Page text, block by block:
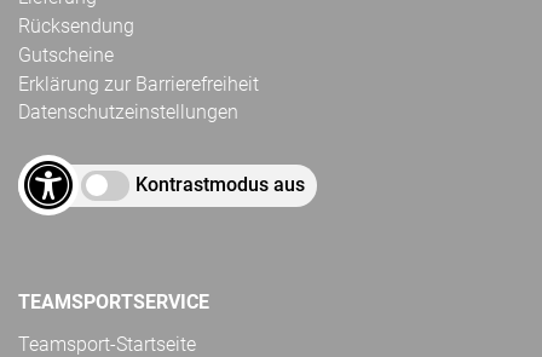
Rücksendung
Gutscheine
Erklärung zur Barrierefreiheit
Datenschutzeinstellungen
Kontrastmodus aus
TEAMSPORTSERVICE
Teamsport-Startseite